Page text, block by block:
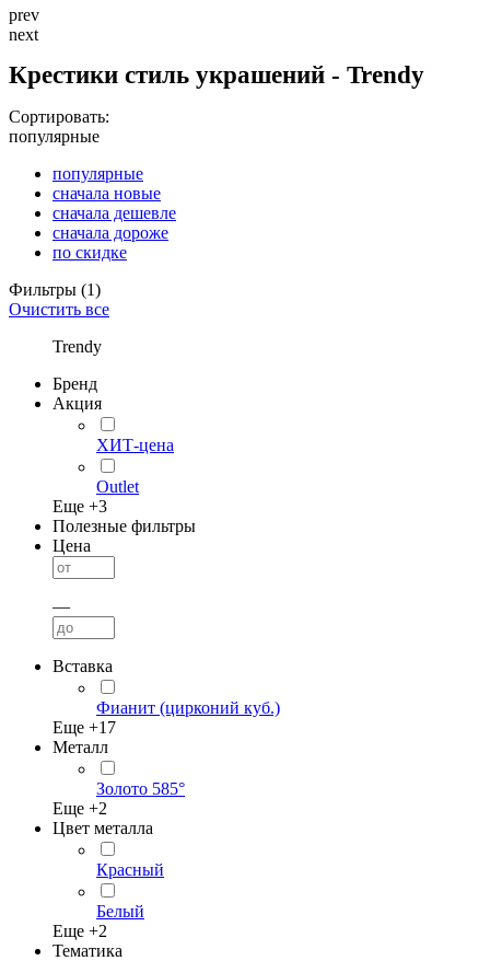
prev
next
Крестики стиль украшений - Trendy
Сортировать:
популярные
популярные
сначала новые
сначала дешевле
сначала дороже
по скидке
Фильтры (1)
Очистить все
Trendy
Бренд
Акция
ХИТ-цена
Outlet
Еще +3
Полезные фильтры
Цена
—
Вставка
Фианит (цирконий куб.)
Еще +17
Металл
Золото 585°
Еще +2
Цвет металла
Красный
Белый
Еще +2
Тематика